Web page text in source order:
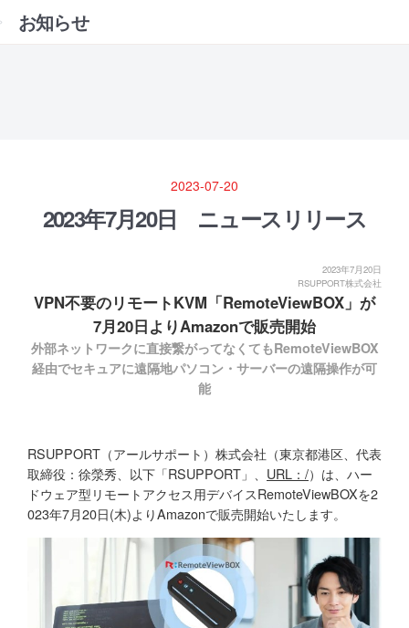
お知らせ
2023-07-20
2023年7月20日 ニュースリリース
2023年7月20日
RSUPPORT株式会社
VPN不要のリモートKVM「RemoteViewBOX」が
7月20日よりAmazonで販売開始
外部ネットワークに直接繋がってなくてもRemoteViewBOX
経由でセキュアに遠隔地パソコン・サーバーの遠隔操作が可
能
RSUPPORT（アールサポート）株式会社（東京都港区、代表
取締役：徐滎秀、以下「RSUPPORT」、 URL：/）は、ハー
ドウェア型リモートアクセス用デバイスRemoteViewBOXを2
023年7月20日(木)よりAmazonで販売開始いたします。